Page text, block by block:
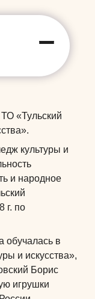
«Тульский
культуры и
и народное
г. по
обучалась в
и искусства»,
Борис
игрушки